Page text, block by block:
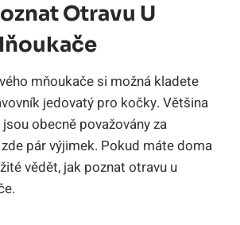
Otravu U
mňoukače si možná kladete
jedovatý pro kočky. Většina
obecně považovány za
pár výjimek. Pokud máte doma
vědět, jak poznat otravu u